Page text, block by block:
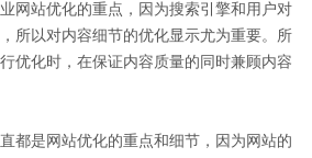
站优化的重点，因为搜索引擎和用户对
所以对内容细节的优化显示尤为重要。所
优化时，在保证内容质量的同时兼顾内容
是网站优化的重点和细节，因为网站的